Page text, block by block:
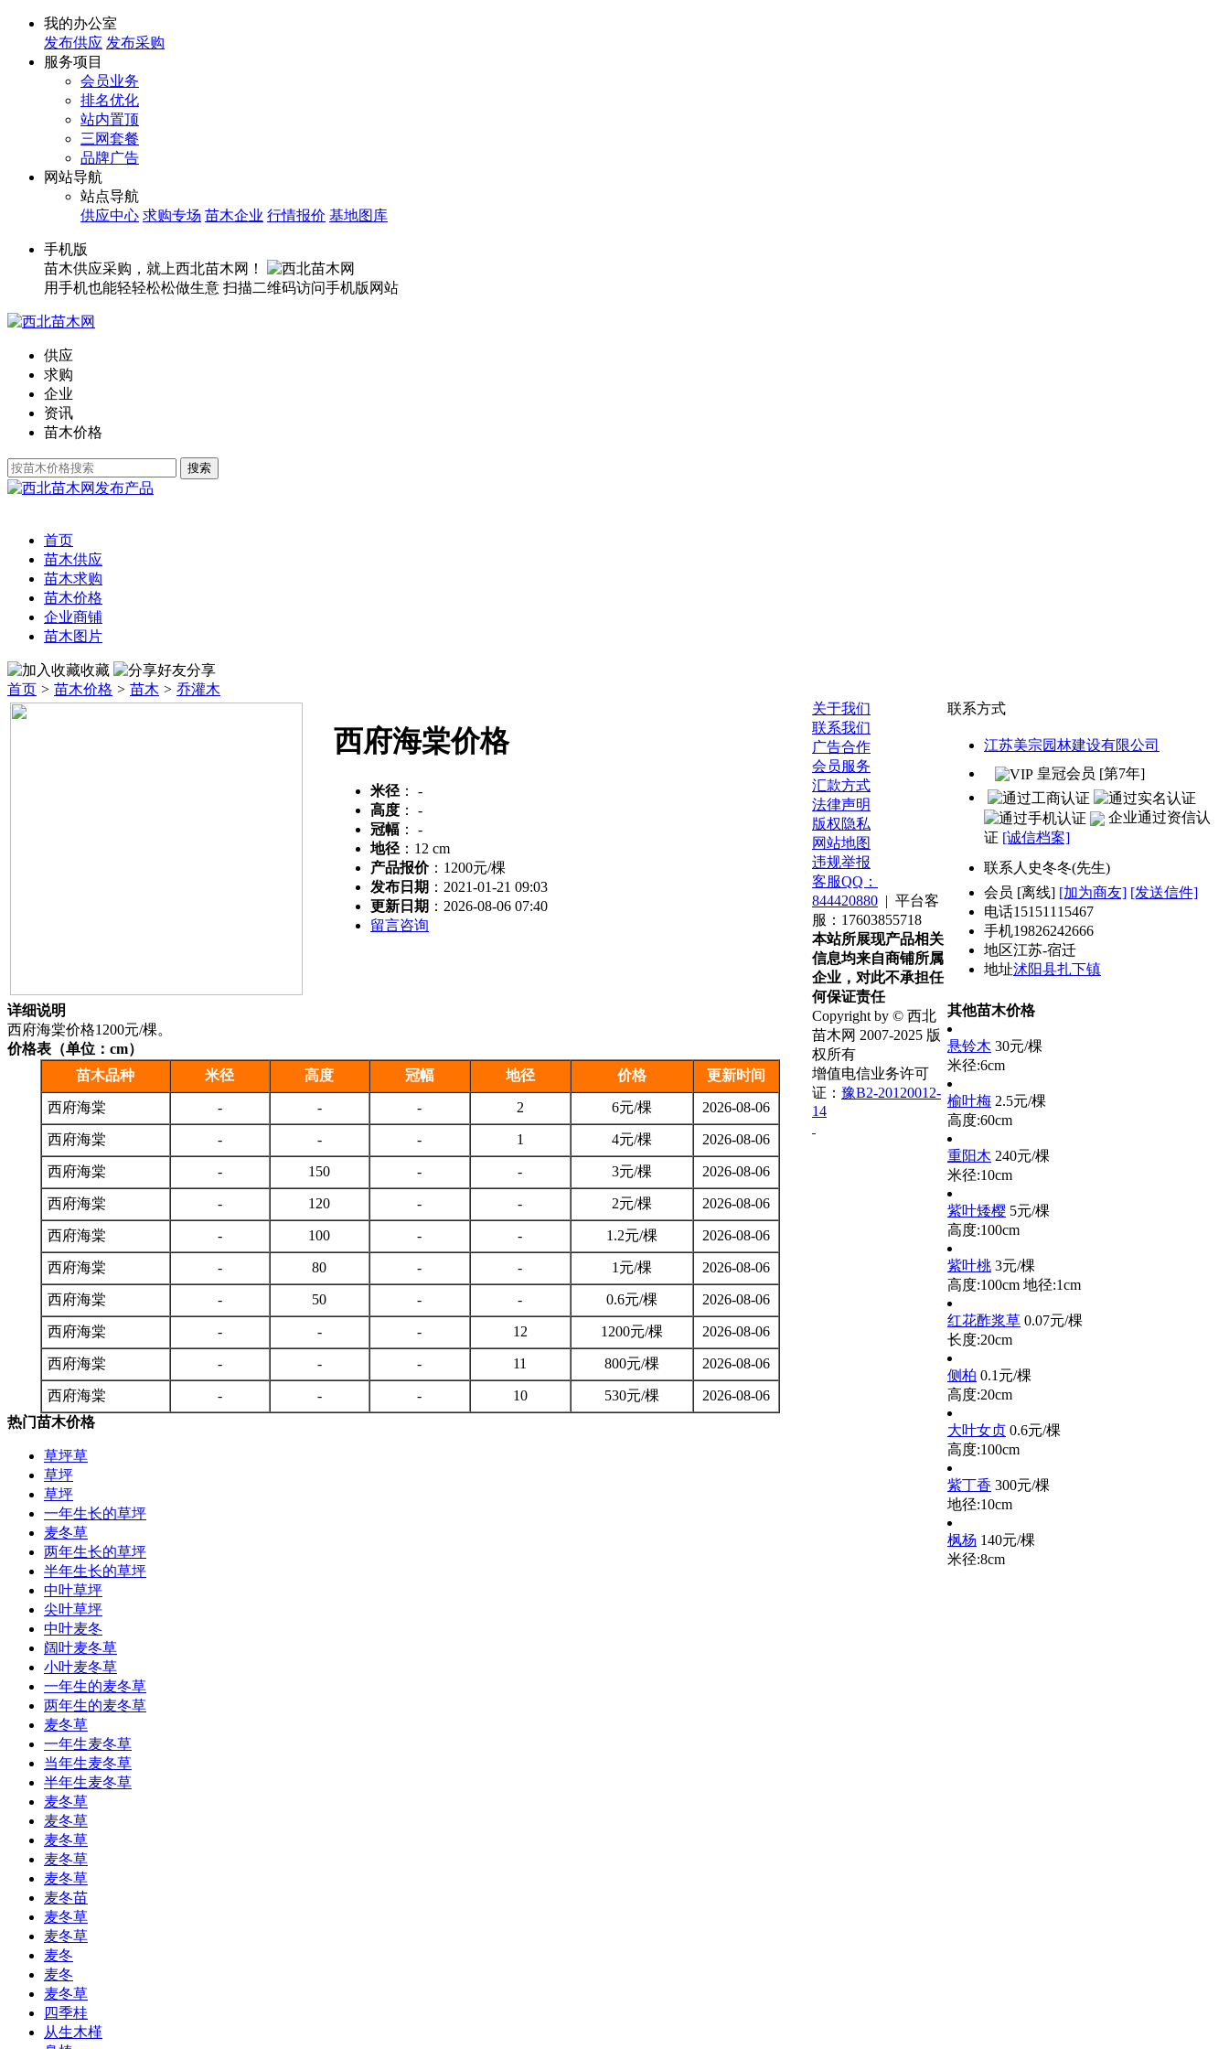
我的办公室
发布供应 发布采购
服务项目
会员业务
排名优化
站内置顶
三网套餐
品牌广告
网站导航
站点导航
供应中心 求购专场 苗木企业 行情报价 基地图库
手机版
苗木供应采购，就上西北苗木网！
用手机也能轻轻松松做生意 扫描二维码访问手机版网站
供应
求购
企业
资讯
苗木价格
发布产品
首页
苗木供应
苗木求购
苗木价格
企业商铺
苗木图片
收藏
分享
首页 > 苗木价格 > 苗木 > 乔灌木
西府海棠价格
米径 ：
-
高度 ：
-
冠幅 ：
-
地径 ： 12 cm
产品报价： 1200元/棵
发布日期 ：2021-01-21 09:03
更新日期 ：2026-08-06 07:40
留言咨询
联系方式
江苏美宗园林建设有限公司
皇冠会员 [第7年]
企业通过资信认
证 [诚信档案]
联系人 史冬冬(先生)
会员 [离线] [加为商友] [发送信件]
电话15151115467
手机19826242666
地区江苏-宿迁
地址沭阳县扎下镇
详细说明
西府海棠价格1200元/棵。
价格表（单位：cm）
苗木品种
米径 高度 冠幅 地径 价格 更新时间
西府海棠 - - - 2 6元/棵 2026-08-06
西府海棠 - - - 1 4元/棵 2026-08-06
西府海棠 - 150 - - 3元/棵 2026-08-06
西府海棠 - 120 - - 2元/棵 2026-08-06
西府海棠 - 100 - - 1.2元/棵 2026-08-06
西府海棠 - 80 - - 1元/棵 2026-08-06
西府海棠 - 50 - - 0.6元/棵 2026-08-06
西府海棠 - - - 12 1200元/棵 2026-08-06
西府海棠 - - - 11 800元/棵 2026-08-06
西府海棠 - - - 10 530元/棵
2026-08-06
热门苗木价格
草坪草
草坪
草坪
一年生长的草坪
麦冬草
两年生长的草坪
半年生长的草坪
中叶草坪
尖叶草坪
中叶麦冬
阔叶麦冬草
小叶麦冬草
一年生的麦冬草
两年生的麦冬草
麦冬草
一年生麦冬草
当年生麦冬草
半年生麦冬草
麦冬草
麦冬草
麦冬草
麦冬草
麦冬草
麦冬苗
麦冬草
麦冬草
麦冬
麦冬
麦冬草
四季桂
从生木槿
其他苗木价格
悬铃木 30元/棵
米径:6cm
榆叶梅 2.5元/棵
高度:60cm
重阳木 240元/棵
米径:10cm
紫叶矮樱 5元/棵
高度:100cm
紫叶桃 3元/棵
高度:100cm 地径:1cm
红花酢浆草 0.07元/棵
长度:20cm
侧柏 0.1元/棵
高度:20cm
大叶女贞 0.6元/棵
高度:100cm
紫丁香 300元/棵
地径:10cm
枫杨 140元/棵
米径:8cm
关于我们
联系我们
广告合作
会员服务
汇款方式
法律声明
版权隐私
网站地图
违规举报
客服QQ：
844420880 | 平台客
服：17603855718
本站所展现产品相关
信息均来自商铺所属
企业，对此不承担任
何保证责任
Copyright by © 西北
苗木网 2007-2025 版
权所有
增值电信业务许可
证： 豫B2-20120012-
14